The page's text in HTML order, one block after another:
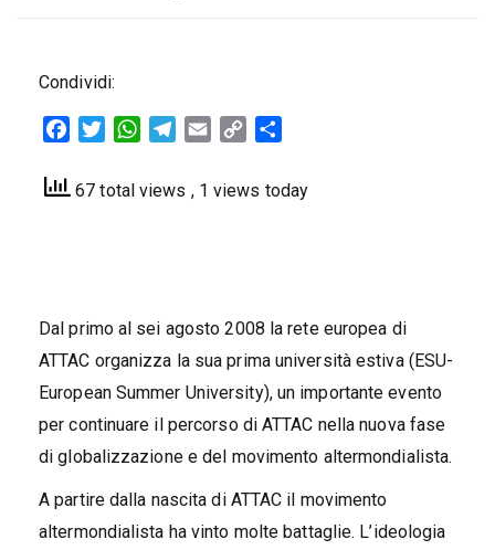
Condividi:
FacebookTwitterWhatsAppTelegram
Email
Copy
67 total views , 1 views today
Dal primo al sei agosto 2008 la rete europea di
ATTAC organizza la sua prima università estiva (ESU-
European Summer University), un importante evento
per continuare il percorso di ATTAC nella nuova fase
di globalizzazione e del movimento altermondialista.
A partire dalla nascita di ATTAC il movimento
altermondialista ha vinto molte battaglie. L’ideologia